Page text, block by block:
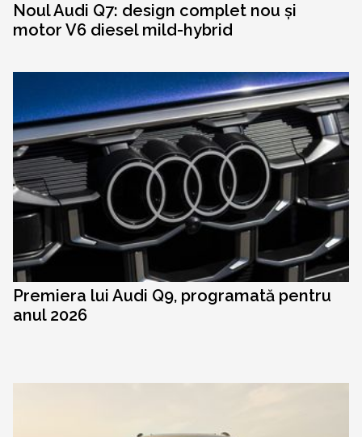
Noul Audi Q7: design complet nou și
motor V6 diesel mild-hybrid
Premiera lui Audi Q9, programată pentru
anul 2026